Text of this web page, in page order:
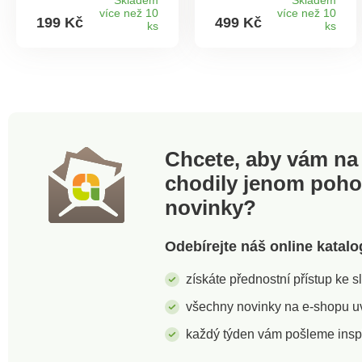
odolného plastu.
Mísy do sebe svou
hrdlem. Pro
uchovávání potravin
má každá mísa své
víčko. Jsou vhodné
do myčky.Objem: 1,2
l, 2 l, 3,4 l.Mísy
skladováníVíčkaVhodné
199 Kč
více než 10
ks
Dřevěný podnos tak
4 barevnými
Zdarma: 4
napichovátka.
499 Kč
více než 10
ks
Chcete, aby vám
chodily jenom
novinky?
Odebírejte náš online
získáte přednostní přístup ke
všechny novinky na e-shopu
každý týden vám pošleme